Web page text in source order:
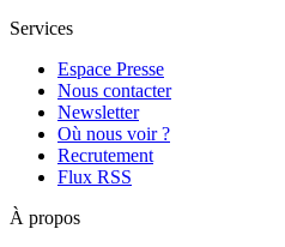
Services
Espace Presse
Nous contacter
Newsletter
Où nous voir ?
Recrutement
Flux RSS
À propos